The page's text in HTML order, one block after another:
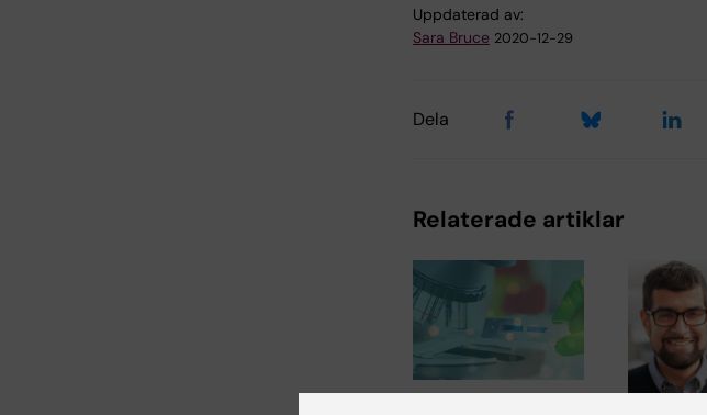
Uppdaterad av:
Sara Bruce 2020-12-29
Dela
Relaterade artiklar